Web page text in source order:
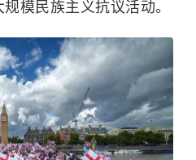
模民族主义抗议活动。